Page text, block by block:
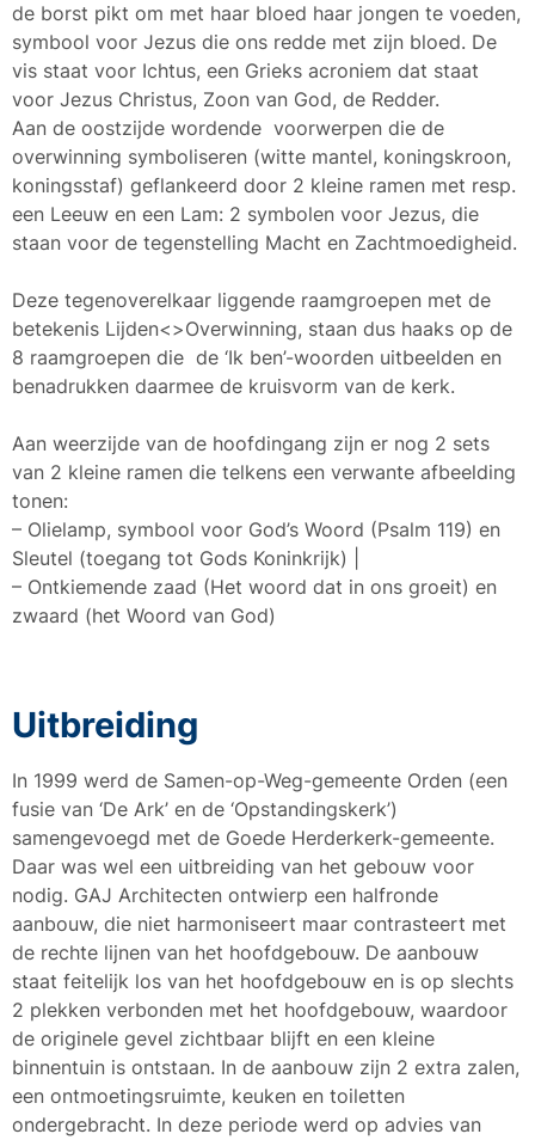
de borst pikt om met haar bloed haar jongen te voeden,
symbool voor Jezus die ons redde met zijn bloed. De
vis staat voor Ichtus, een Grieks acroniem dat staat
voor Jezus Christus, Zoon van God, de Redder.
Aan de oostzijde wordende voorwerpen die de
overwinning symboliseren (witte mantel, koningskroon,
koningsstaf) geflankeerd door 2 kleine ramen met resp.
een Leeuw en een Lam: 2 symbolen voor Jezus, die
staan voor de tegenstelling Macht en Zachtmoedigheid.
Deze tegenoverelkaar liggende raamgroepen met de
betekenis Lijden<>Overwinning, staan dus haaks op de
8 raamgroepen die de ‘Ik ben’-woorden uitbeelden en
benadrukken daarmee de kruisvorm van de kerk.
Aan weerzijde van de hoofdingang zijn er nog 2 sets
van 2 kleine ramen die telkens een verwante afbeelding
tonen:
– Olielamp, symbool voor God’s Woord (Psalm 119) en
Sleutel (toegang tot Gods Koninkrijk) |
– Ontkiemende zaad (Het woord dat in ons groeit) en
zwaard (het Woord van God)
Uitbreiding
In 1999 werd de Samen-op-Weg-gemeente Orden (een
fusie van ‘De Ark’ en de ‘Opstandingskerk’)
samengevoegd met de Goede Herderkerk-gemeente.
Daar was wel een uitbreiding van het gebouw voor
nodig. GAJ Architecten ontwierp een halfronde
aanbouw, die niet harmoniseert maar contrasteert met
de rechte lijnen van het hoofdgebouw. De aanbouw
staat feitelijk los van het hoofdgebouw en is op slechts
2 plekken verbonden met het hoofdgebouw, waardoor
de originele gevel zichtbaar blijft en een kleine
binnentuin is ontstaan. In de aanbouw zijn 2 extra zalen,
een ontmoetingsruimte, keuken en toiletten
ondergebracht. In deze periode werd op advies van